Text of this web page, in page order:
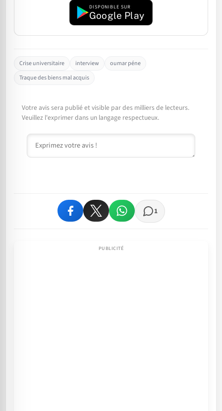
DISPONIBLE SUR
Google Play
Crise universitaire interview
oumar péne
Traque des biens mal acquis
Votre avis sera publié et visible par des milliers de lecteurs.
Veuillez l'exprimer dans un langage respectueux.
Commentaire
1